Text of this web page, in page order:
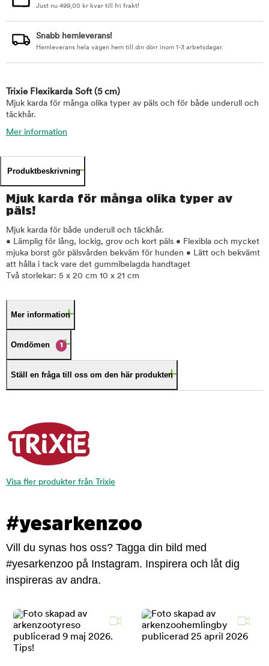
Just nu 499,00 kr kvar till fri frakt!
Snabb hemleverans!
Hemleverans hela vägen hem till din dörr inom 1-3 arbetsdagar.
Trixie Flexikarda Soft (5 cm)
Mjuk karda för många olika typer av päls och för både underull och
täckhår.
Mer information
Produktbeskrivning
Mjuk karda för många olika typer av
päls!
Mjuk karda för både underull och täckhår.
• Lämplig för lång, lockig, grov och kort päls • Flexibla och mycket
mjuka borst gör pälsvården bekväm för hunden • Lätt och bekvämt
att hålla i tack vare det gummibelagda handtaget
Två storlekar: 5 x 20 cm 10 x 21 cm
Mer information
Omdömen 1
Ställ en fråga till oss om den här produkten
Visa fler produkter från Trixie
#yesarkenzoo
Vill du synas hos oss? Tagga din bild med
#yesarkenzoo på Instagram. Inspirera och låt dig
inspireras av andra.